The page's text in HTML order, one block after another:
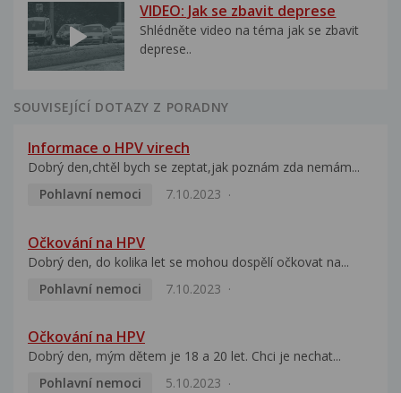
VIDEO: Jak se zbavit deprese
Shlédněte video na téma jak se zbavit
deprese..
SOUVISEJÍCÍ DOTAZY Z PORADNY
Informace o HPV virech
Dobrý den,chtěl bych se zeptat,jak poznám zda nemám...
Pohlavní nemoci
7.10.2023
Očkování na HPV
Dobrý den, do kolika let se mohou dospělí očkovat na...
Pohlavní nemoci
7.10.2023
Očkování na HPV
Dobrý den, mým dětem je 18 a 20 let. Chci je nechat...
Pohlavní nemoci
5.10.2023